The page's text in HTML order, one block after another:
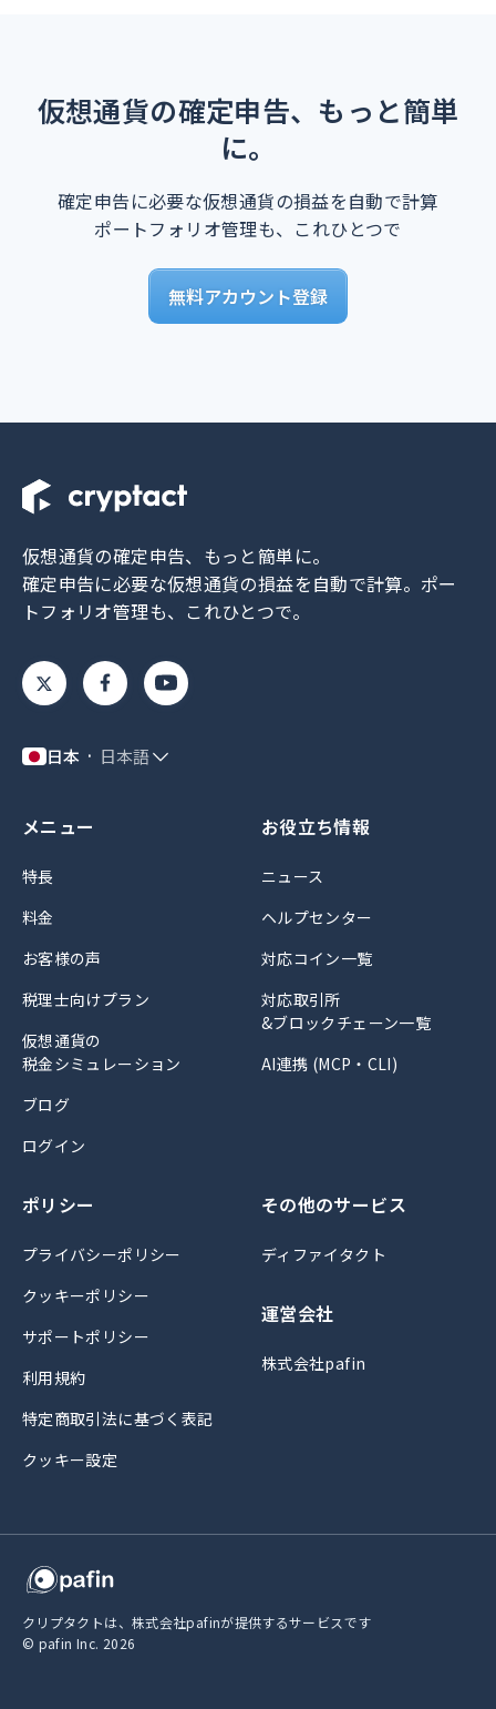
仮想通貨の確定申告、もっと簡単
に。
確定申告に必要な仮想通貨の損益を自動で計算
ポートフォリオ管理も、これひとつで
無料アカウント登録
仮想通貨の確定申告、もっと簡単に。
確定申告に必要な仮想通貨の損益を自動で計算。 ポー
トフォリオ管理も、これひとつで。
日本 日本語
メニュー
特長
料金
お客様の声
税理士向けプラン
仮想通貨の
税金シミュレーション
ブログ
ログイン
お役立ち情報
ニュース
ヘルプセンター
対応コイン一覧
対応取引所
&ブロックチェーン一覧
AI連携 (MCP・CLI)
ポリシー
プライバシーポリシー
クッキーポリシー
サポートポリシー
利用規約
特定商取引法に基づく表記
クッキー設定
その他のサービス
ディファイタクト
運営会社
株式会社pafin
クリプタクトは、株式会社pafinが提供するサービスです
© pafin Inc. 2026